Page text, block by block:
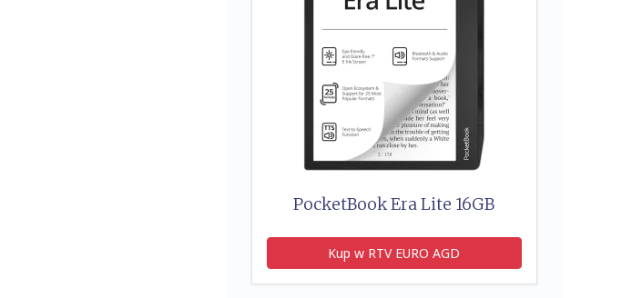
PocketBook Era Lite 16GB
Kup w RTV EURO AGD